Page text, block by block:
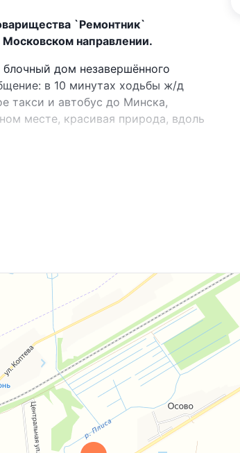
`Ремонтник`
направлении.
дом незавершённого
в 10 минутах ходьбы ж/д
такси и автобус до Минска,
месте, красивая природа, вдоль